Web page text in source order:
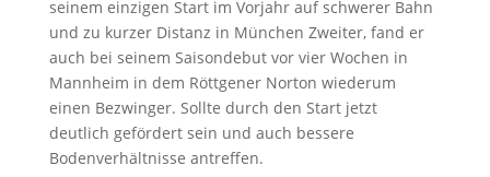
seinem einzigen Start im Vorjahr auf schwerer Bahn
und zu kurzer Distanz in München Zweiter, fand er
auch bei seinem Saisondebut vor vier Wochen in
Mannheim in dem Röttgener Norton wiederum
einen Bezwinger. Sollte durch den Start jetzt
deutlich gefördert sein und auch bessere
Bodenverhältnisse antreffen.